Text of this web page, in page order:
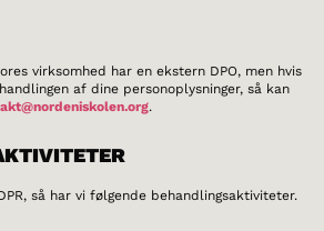
virksomhed har en ekstern DPO, men hvis
af dine personoplysninger, så kan
.
så har vi følgende behandlingsaktiviteter.